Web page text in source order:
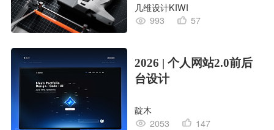
几维设计KIWI
993
57
2026 | 个人网站2.0前后
台设计
靛木
2053
147